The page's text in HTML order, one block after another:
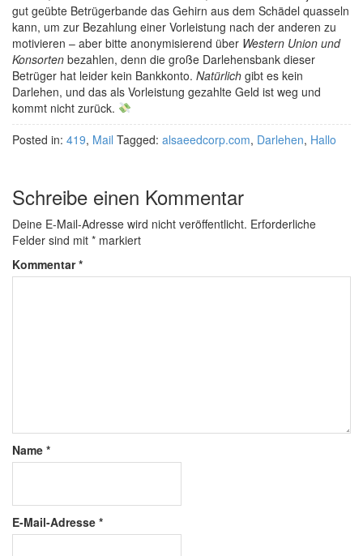
gut geübte Betrügerbande das Gehirn aus dem Schädel quasseln
kann, um zur Bezahlung einer Vorleistung nach der anderen zu
motivieren – aber bitte anonymisierend über Western Union und
Konsorten bezahlen, denn die große Darlehensbank dieser
Betrüger hat leider kein Bankkonto. Natürlich gibt es kein
Darlehen, und das als Vorleistung gezahlte Geld ist weg und
kommt nicht zurück.
Posted in: 419, Mail Tagged: alsaeedcorp.com, Darlehen, Hallo
Schreibe einen Kommentar
Deine E-Mail-Adresse wird nicht veröffentlicht. Erforderliche
Felder sind mit * markiert
Kommentar*
Name *
E-Mail-Adresse *